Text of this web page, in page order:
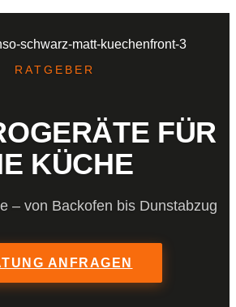
RATGEBER
FÜR
KÜCHE
– von Backofen bis Dunstabzug
ANFRAGEN